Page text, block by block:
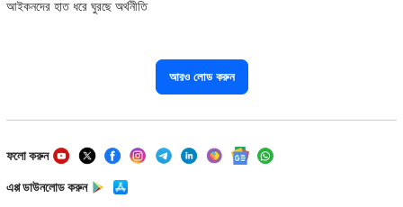
আইকনদের হাত ধরে ঘুরছে অর্থনীতি
আরও লোড করুন
ফলো করুন
এপ্প ডাউনলোড করুন